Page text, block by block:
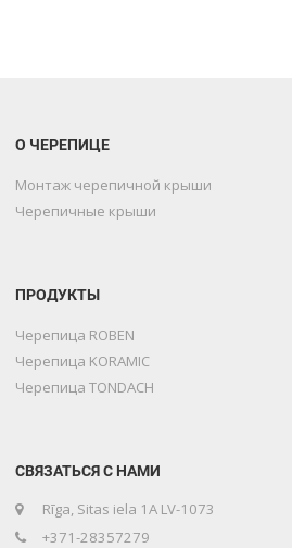
О ЧЕРЕПИЦЕ
Монтаж черепичной крыши
Черепичные крыши
ПРОДУКТЫ
Черепица ROBEN
Черепица KORAMIC
Черепица TONDACH
СВЯЗАТЬСЯ С НАМИ
Rīga, Sitas iela 1A LV-1073
+371-28357279